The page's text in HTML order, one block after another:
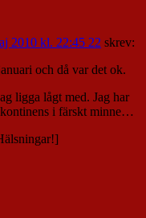
2010 kl. 22:45 22 skrev:
och då var det ok.
ligga lågt med. Jag har
i färskt minne…